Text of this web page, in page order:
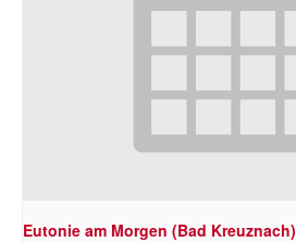
Eutonie am Morgen (Bad Kreuznach)